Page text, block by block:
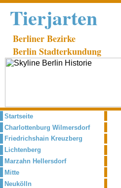
Tierjarten
Berliner Bezirke
Berlin Stadterkundung
Startseite
Charlottenburg Wilmersdorf
Friedrichshain Kreuzberg
Lichtenberg
Marzahn Hellersdorf
Mitte
Neukölln